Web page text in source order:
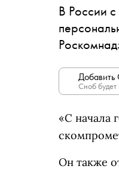
В России
Добавить
Сноб будет
«С начала
Он также